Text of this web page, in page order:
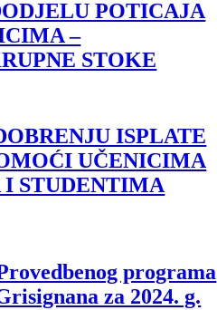
POTICAJA
–
STOKE
ISPLATE
UČENICIMA
I STUDENTIMA
programa
za 2024. g.